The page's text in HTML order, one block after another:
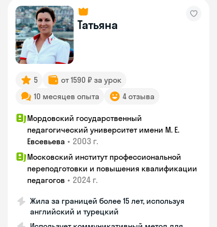
Татьяна
5
от 1590 ₽ за урок
10 месяцев опыта
4 отзыва
Мордовский государственный
педагогический университет имени М. Е.
Евсевьева • 2003 г.
Московский институт профессиональной
переподготовки и повышения квалификации
педагогов • 2024 г.
Жила за границей более 15 лет, используя
английский и турецкий